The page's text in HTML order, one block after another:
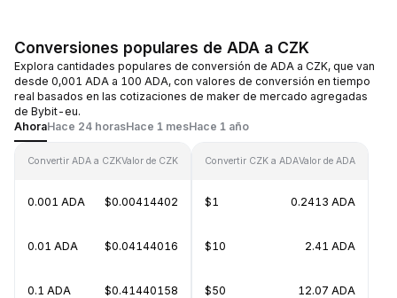
Conversiones populares de ADA a CZK
Explora cantidades populares de conversión de ADA a CZK, que van
desde 0,001 ADA a 100 ADA, con valores de conversión en tiempo
real basados en las cotizaciones de maker de mercado agregadas
de Bybit-eu.
AhoraHace 24 horasHace 1 mesHace 1 año
Convertir ADA a CZKValor de CZK
0.001 ADA $0.00414402
0.01 ADA $0.04144016
0.1 ADA $0.41440158
Convertir CZK a ADAValor de ADA
$1 0.2413 ADA
$10 2.41 ADA
$50 12.07 ADA